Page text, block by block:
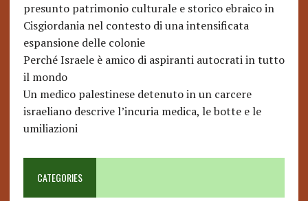
presunto patrimonio culturale e storico ebraico in
Cisgiordania nel contesto di una intensificata
espansione delle colonie
Perché Israele è amico di aspiranti autocrati in tutto
il mondo
Un medico palestinese detenuto in un carcere
israeliano descrive l’incuria medica, le botte e le
umiliazioni
CATEGORIES